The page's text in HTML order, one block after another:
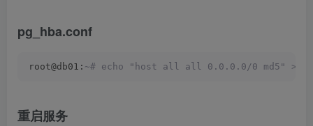
pg_hba.conf
root@db01: ~# echo "host all all 0.0.0.0/0 md5" >> /
重启服务